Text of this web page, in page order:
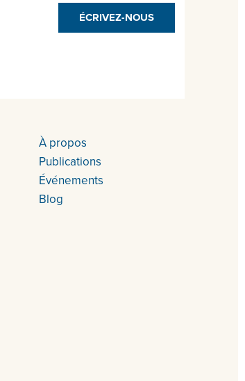
ÉCRIVEZ-NOUS
À propos
Publications
Événements
Blog